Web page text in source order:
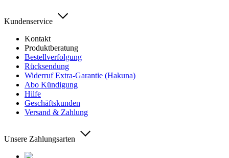
Kundenservice
Kontakt
Produktberatung
Bestellverfolgung
Rücksendung
Widerruf Extra-Garantie (Hakuna)
Abo Kündigung
Hilfe
Geschäftskunden
Versand & Zahlung
Unsere Zahlungsarten